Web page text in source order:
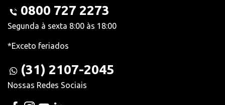
0800 727 2273
Segunda à sexta 8:00 às 18:00
*Exceto feriados
(31) 2107-2045
Nossas Redes Sociais